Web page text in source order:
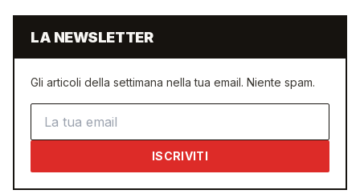
LA NEWSLETTER
Gli articoli della settimana nella tua email. Niente spam.
ISCRIVITI